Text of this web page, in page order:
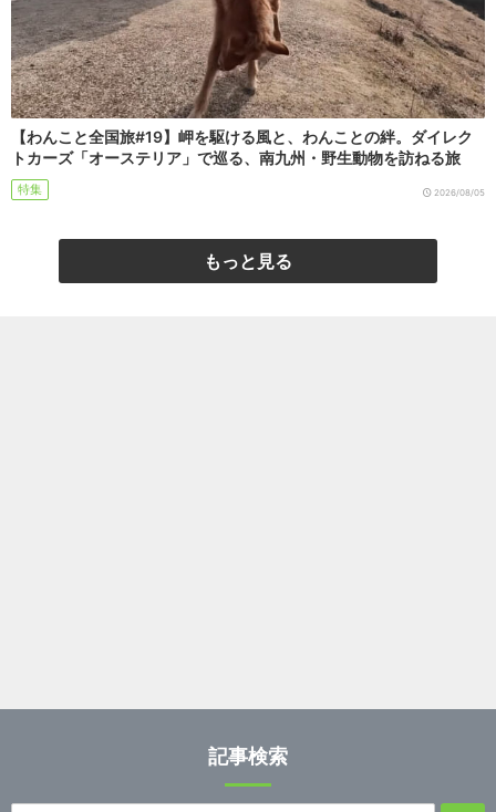
【わんこと全国旅#19】岬を駆ける風と、わんことの絆。ダイレク
トカーズ「オーステリア」で巡る、南九州・野生動物を訪ねる旅
特集 2026/08/05
もっと見る
記事検索